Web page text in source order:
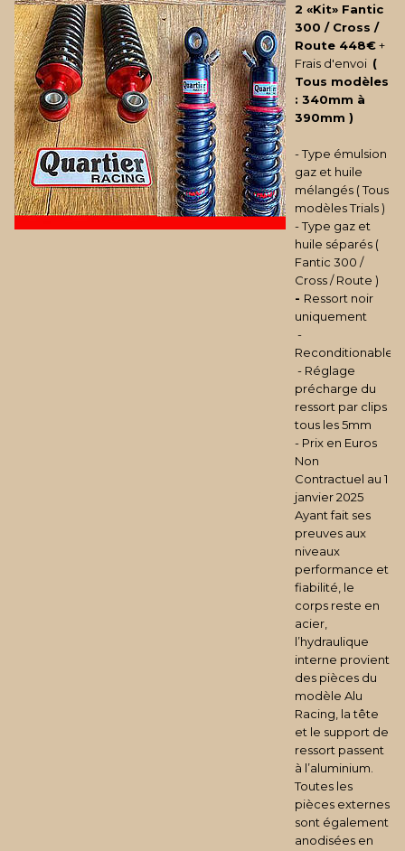
2 «Kit» Fantic
300 / Cross /
Route 448€+
Frais d'envoi (
Tous modèles
: 340mm à
390mm)
- Type émulsion
gaz et huile
mélangés ( Tous
modèles Trials )
- Type gaz et
huile séparés (
Fantic 300 /
Cross / Route )
- Ressort noir
uniquement
-
Reconditionable
- Réglage
précharge du
ressort par clips
tous les 5mm
- Prix en Euros
Non
Contractuel au 1
janvier 2025
Ayant fait ses
preuves aux
niveaux
performance et
fiabilité, le
corps reste en
acier,
l’hydraulique
interne provient
des pièces du
modèle Alu
Racing, la tête
et le support de
ressort passent
à l’aluminium.
Toutes les
pièces externes
sont également
anodisées en